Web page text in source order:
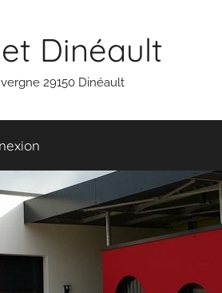
Dinéault
29150 Dinéault